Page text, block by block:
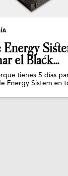
el Black...
tienes 5 días
Energy Sistem en